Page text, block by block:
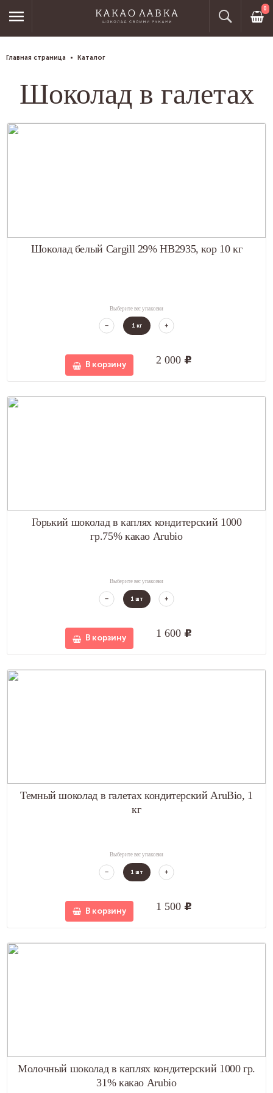
0
Главная страница Каталог
Шоколад в галетах
Шоколад белый Cargill 29% HB2935, кор 10 кг
Выберите вес упаковки
1 кг
В корзину 2 000 u
Горький шоколад в каплях кондитерский 1000
гр.75% какао Arubio
Выберите вес упаковки
1 шт
В корзину 1 600 u
Темный шоколад в галетах кондитерский AruBio, 1
кг
Выберите вес упаковки
1 шт
В корзину 1 500 u
Молочный шоколад в каплях кондитерский 1000 гр.
31% какао Arubio